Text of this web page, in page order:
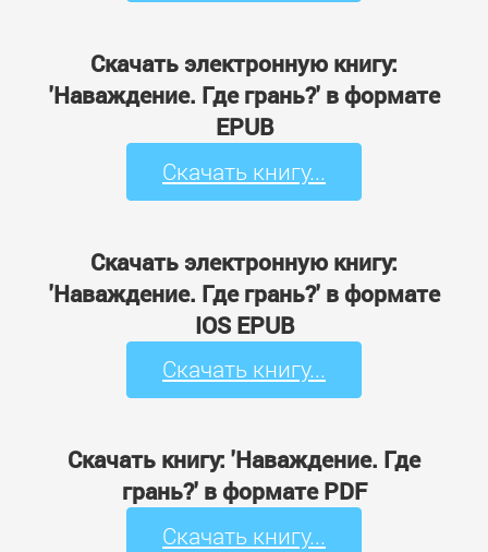
Скачать электронную книгу:
'Наваждение. Где грань?' в формате
EPUB
Скачать книгу...
Скачать электронную книгу:
'Наваждение. Где грань?' в формате
IOS EPUB
Скачать книгу...
Скачать книгу: 'Наваждение. Где
грань?' в формате PDF
Скачать книгу...